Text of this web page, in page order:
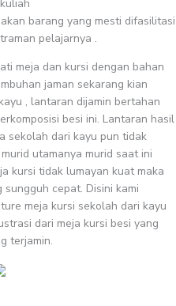
barang yang mesti difasilitasi
pelajarnya .
meja dan kursi dengan bahan
jaman sekarang kian
, lantaran dijamin bertahan
besi ini. Lantaran hasil
sekolah dari kayu pun tidak
utamanya murid saat ini
kursi tidak lumayan kuat maka
cepat. Disini kami
meja kursi sekolah dari kayu
dari meja kursi besi yang
terjamin.